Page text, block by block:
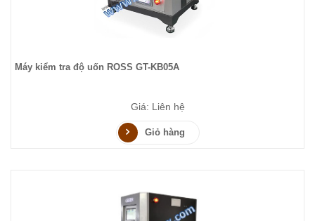
Máy kiểm tra độ uốn ROSS GT-KB05A
Giá: Liên hệ
Giỏ hàng